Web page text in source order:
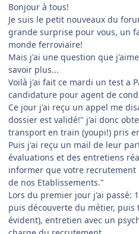
Bonjour à tous!
Je suis le petit nouveaux du
grande surprise pour vous, un
monde ferroviaire!
Mais j'ai une question que
savoir plus...
Voilà j'ai fait ce mardi un test a
candidature pour agent de
Ce jour j'ai reçu un appel me
dossier est validé!" j'ai donc
transport en train (youpi!) pris
Puis j'ai reçu un mail de leur
évaluations et des entretiens
informer que votre
de nos Etablissements."
Lors du premier jour j'ai passé:
puis découverte du métier, puis
évident), entretien avec un